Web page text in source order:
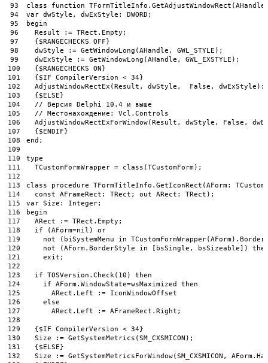
93
94
95
96
97
98
99
100
101
102
103
104
105
106
107
108
109
110
111
112
113
114
115
116
117
118
119
120
121
122
123
124
125
126
127
128
129
130
131
132
class function TFormTitleInfo . GetAdjustWindowRect ( AHandle
var dwStyle , dwExStyle : DWORD ;
begin
Result
: = TRect . Empty ;
{ $RANGECHECKS OFF }
dwStyle
: = GetWindowLong ( AHandle , GWL_STYLE ) ;
dwExStyle
: = GetWindowLong ( AHandle , GWL_EXSTYLE ) ;
{ $RANGECHECKS ON }
{ $IF CompilerVersion < 34}
AdjustWindowRectEx ( Result , dwStyle , False , dwExStyle ) ;
{ $ ELSE }
// Версия Delphi 10.4 и выше
// Местонахождение: Vcl.Controls
AdjustWindowRectExForWindow( Result , dwStyle , False ,
{ $ ENDIF }
end ;
type
TCustomFormWrapper = class ( TCustomForm) ;
class procedure TFormTitleInfo . GetIconRect ( AForm:
const
AFrameRect : TRect ; out ARect : TRect ) ;
var Size : Integer;
begin
ARect
: = TRect . Empty ;
if
( AForm=nil )
or
not
( biSystemMenu in TCustomFormWrapper( AForm) .
not
( AForm. BorderStyle in bsSingle , bsSizeable )
exit ;
if TOSVersion . Check( 10 )
then
if
AForm. WindowState=wsMaximized then
ARect . Left : =
IconWindowOffset
else
ARect . Left : = AFrameRect . Right ;
{ $IF CompilerVersion < 34}
Size
: = GetSystemMetrics ( SM_CXSMICON ) ;
{ $ ELSE }
Size
: = GetSystemMetricsForWindow( SM_CXSMICON , AForm.